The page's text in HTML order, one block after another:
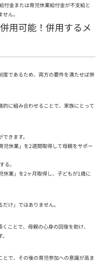
金または育児休業給付金が不支給と
ん。
用可能！併用するメ
であるため、両方の要件を満たせば併
的に組み合わせることで、家族にとって
きます。
児休業」を2週間取得して母親をサポー
る。
休業」を2ヶ月取得し、子どもが1歳に
け」ではありません。
ことで、母親の心身の回復を助け、
で、その後の育児参加への意識が高ま